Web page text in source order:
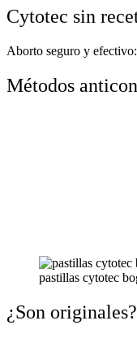
Cytotec sin
Aborto seguro y
Métodos
pastillas cytotec
¿Son